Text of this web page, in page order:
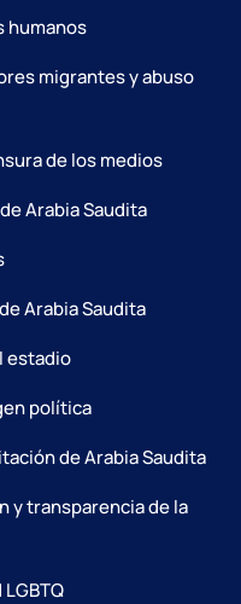
humanos
migrantes y abuso
de los medios
Arabia Saudita
Arabia Saudita
estadio
política
de Arabia Saudita
y transparencia de la